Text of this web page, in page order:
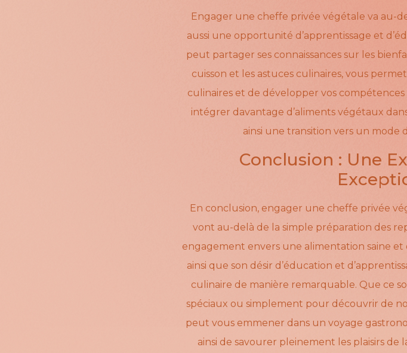
Engager une cheffe privée végétale va au-
aussi une opportunité d’apprentissage et
peut partager ses connaissances sur les
cuisson et les astuces culinaires, vous
culinaires et de développer vos
intégrer davantage d’aliments végétaux
ainsi une transition vers un mode
Conclusion : Une
En conclusion, engager une cheffe privée
vont au-delà de la simple préparation des
engagement envers une alimentation saine et
ainsi que son désir d’éducation et
culinaire de manière remarquable. Que ce
spéciaux ou simplement pour découvrir de
peut vous emmener dans un voyage
ainsi de savourer pleinement les plaisirs de